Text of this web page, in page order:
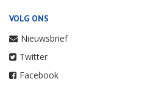
VOLG ONS
Nieuwsbrief
Twitter
Facebook